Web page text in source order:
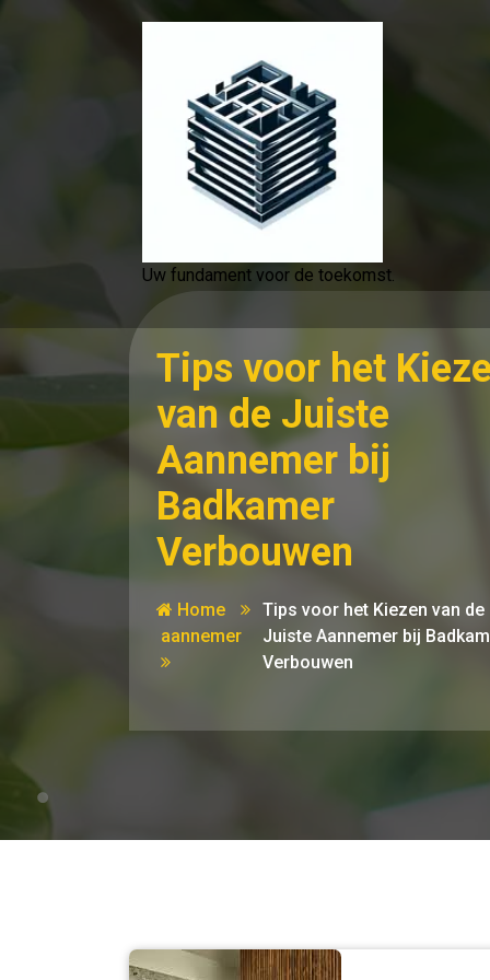
Uw fundament voor de toekomst.
Tips voor het
van de Juiste
Aannemer bij
Badkamer
Verbouwen
Home
aannemer
Tips voor het Kiezen van de
Juiste Aannemer bij
Verbouwen